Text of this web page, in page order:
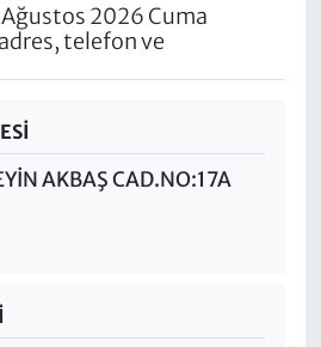
2026 Cuma
telefon ve
AKBAŞ CAD.NO:17A